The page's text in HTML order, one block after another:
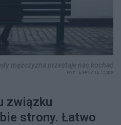
związku
strony. Łatwo